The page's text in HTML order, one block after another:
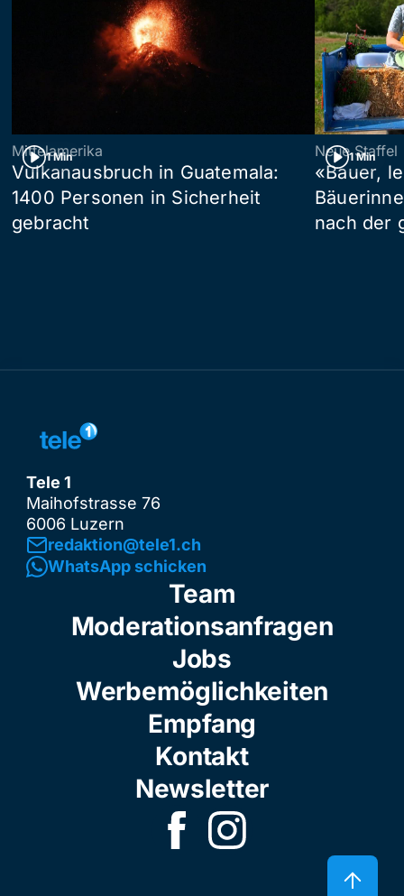
1 Min
Mittelamerika
Vulkanausbruch in Guatemala:
1400 Personen in Sicherheit
gebracht
1 Min
Neue Staffel
«Bauer,
nach der
Tele 1
Maihofstrasse 76
6006 Luzern
redaktion@tele1.ch
WhatsApp schicken
Team
Moderationsanfragen
Jobs
Werbemöglichkeiten
Empfang
Kontakt
Newsletter